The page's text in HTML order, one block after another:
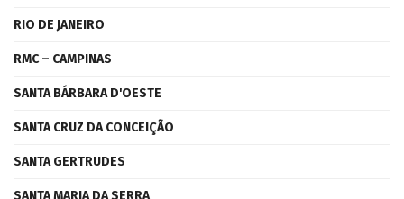
RIO DE JANEIRO
RMC – CAMPINAS
SANTA BÁRBARA D'OESTE
SANTA CRUZ DA CONCEIÇÃO
SANTA GERTRUDES
SANTA MARIA DA SERRA